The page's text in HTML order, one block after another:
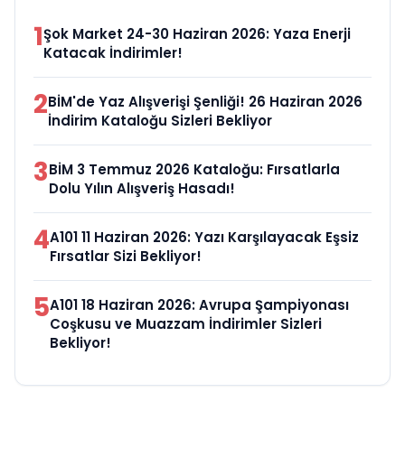
1Şok Market 24-30 Haziran 2026: Yaza Enerji
Katacak İndirimler!
2BİM'de Yaz Alışverişi Şenliği! 26 Haziran 2026
İndirim Kataloğu Sizleri Bekliyor
3BİM 3 Temmuz 2026 Kataloğu: Fırsatlarla
Dolu Yılın Alışveriş Hasadı!
4A101 11 Haziran 2026: Yazı Karşılayacak Eşsiz
Fırsatlar Sizi Bekliyor!
5A101 18 Haziran 2026: Avrupa Şampiyonası
Coşkusu ve Muazzam İndirimler Sizleri
Bekliyor!